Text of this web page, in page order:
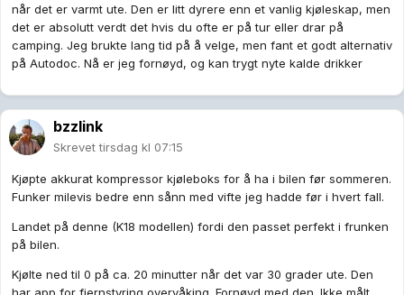
når det er varmt ute. Den er litt dyrere enn et vanlig kjøleskap, men
det er absolutt verdt det hvis du ofte er på tur eller drar på
camping. Jeg brukte lang tid på å velge, men fant et godt alternativ
på Autodoc. Nå er jeg fornøyd, og kan trygt nyte kalde drikker
bzzlink
Skrevettirsdag kl 07:15
Kjøpte akkurat kompressor kjøleboks for å ha i bilen før sommeren.
Funker milevis bedre enn sånn med vifte jeg hadde før i hvert fall.
Landet på denne (K18 modellen) fordi den passet perfekt i frunken
på bilen.
Kjølte ned til 0 på ca. 20 minutter når det var 30 grader ute. Den